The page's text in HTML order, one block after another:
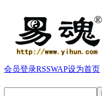
会员登录RSSWAP设为首页